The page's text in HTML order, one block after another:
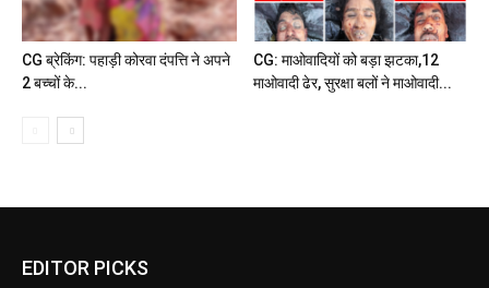
CG ब्रेकिंग: पहाड़ी कोरवा दंपत्ति ने अपने
2 बच्चों के...
CG: माओवादियों को बड़ा झटका,12
माओवादी ढेर, सुरक्षा बलों ने माओवादी...
EDITOR PICKS